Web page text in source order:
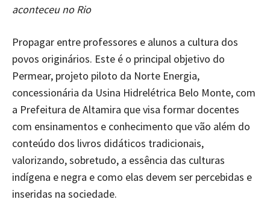
aconteceu no Rio
Propagar entre professores e alunos a cultura dos
povos originários. Este é o principal objetivo do
Permear, projeto piloto da Norte Energia,
concessionária da Usina Hidrelétrica Belo Monte, com
a Prefeitura de Altamira que visa formar docentes
com ensinamentos e conhecimento que vão além do
conteúdo dos livros didáticos tradicionais,
valorizando, sobretudo, a essência das culturas
indígena e negra e como elas devem ser percebidas e
inseridas na sociedade.